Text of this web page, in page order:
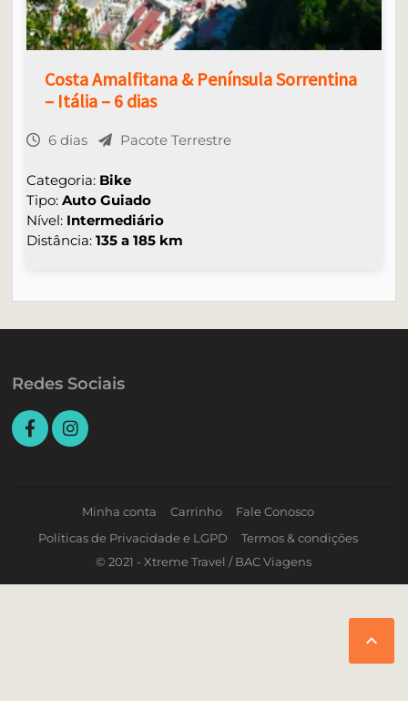
Costa Amalfitana & Península Sorrentina
– Itália – 6 dias
6 dias Pacote Terrestre
Categoria: Bike
Tipo:Auto Guiado
Nível: Intermediário
Distância:135 a 185 km
Redes Sociais
© 2021 - Xtreme Travel / BAC Viagens
Minha conta Carrinho
Fale Conosco
Políticas de Privacidade e LGPD
Termos & condições
